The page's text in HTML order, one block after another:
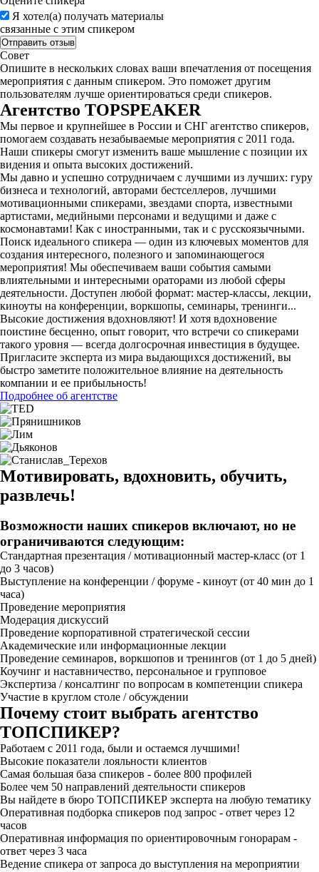
Я хотел(а) получать материалы
связанные с этим спикером
Совет
Опишите в нескольких словах ваши впечатления от посещения
мероприятия с данным спикером. Это поможет другим
пользователям лучше ориентироваться среди спикеров.
Агентство TOPSPEAKER
Мы первое и крупнейшее в России и СНГ агентство спикеров,
помогаем создавать незабываемые мероприятия с 2011 года.
Наши спикеры смогут изменить ваше мышление с позиции их
видения и опыта высоких достижений.
Мы давно и успешно сотрудничаем с лучшими из лучших: гуру
бизнеса и технологий, авторами бестселлеров, лучшими
мотивационными спикерами, звездами спорта, известными
артистами, медийными персонами и ведущими и даже с
космонавтами! Как с иностранными, так и с русскоязычными.
Поиск идеального спикера — один из ключевых моментов для
создания интересного, полезного и запоминающегося
мероприятия! Мы обеспечиваем ваши события самыми
влиятельными и интересными ораторами из любой сферы
деятельности. Доступен любой формат: мастер-классы, лекции,
киноуты на конференции, воркшопы, семинары, тренинги...
Высокие достижения вдохновляют! И хотя вдохновение
поистине бесценно, опыт говорит, что встречи со спикерами
такого уровня — всегда долгосрочная инвестиция в будущее.
Пригласите эксперта из мира выдающихся достижений, вы
быстро заметите положительное влияние на деятельность
компании и ее прибыльность!
Подробнее об агентстве
Мотивировать, вдохновить, обучить,
развлечь!
Возможности наших спикеров включают, но не
ограничиваются следующим:
Стандартная презентация / мотивационный мастер-класс (от 1
до 3 часов)
Выступление на конференции / форуме - киноут (от 40 мин до 1
часа)
Проведение мероприятия
Модерация дискуссий
Проведение корпоративной стратегической сессии
Академические или информационные лекции
Проведение семинаров, воркшопов и тренингов (от 1 до 5 дней)
Коучинг и наставничество, персональное и групповое
Экспертиза / консалтинг по вопросам в компетенции спикера
Участие в круглом столе / обсуждении
Почему стоит выбрать агентство
ТОПСПИКЕР?
Работаем с 2011 года, были и остаемся лучшими!
Высокие показатели лояльности клиентов
Самая большая база спикеров - более 800 профилей
Более чем 50 направлений деятельности спикеров
Вы найдете в бюро ТОПСПИКЕР эксперта на любую тематику
Оперативная подборка спикеров под запрос - ответ через 12
часов
Оперативная информация по ориентировочным гонорарам -
ответ через 3 часа
Ведение спикера от запроса до выступления на мероприятии